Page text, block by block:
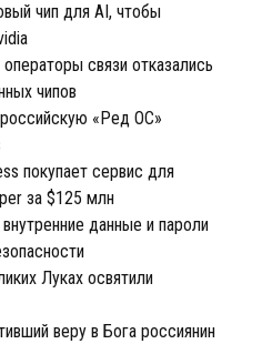
чип для AI, чтобы
связи отказались
чипов
«Ред ОС»
покупает сервис для
за $125 млн
данные и пароли
Луках освятили
веру в Бога россиянин